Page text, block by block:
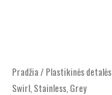
Pradžia / Plastikinės detalės
Swirl, Stainless, Grey